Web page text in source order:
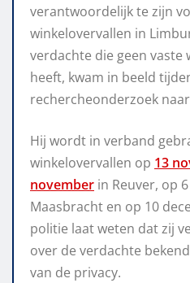
verantwoordelijk te zijn
winkelovervallen in
verdachte die geen vaste
heeft, kwam in beeld
rechercheonderzoek
Hij wordt in verband
winkelovervallen op 13
november in Reuver, op
Maasbracht en op 10
politie laat weten dat zij
over de verdachte
van de privacy.